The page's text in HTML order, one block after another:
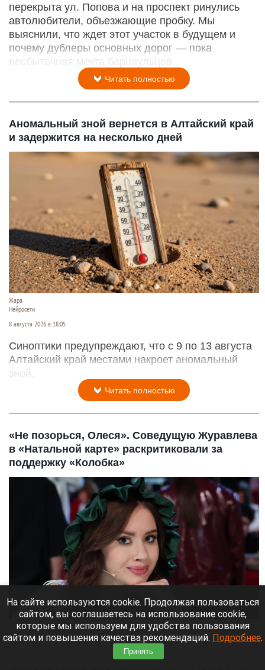
перекрыта ул. Попова и на проспект ринулись
автолюбители, объезжающие пробку. Мы
выяснили, что ждет этот участок в будущем и
почему дублеры основных дорог — пока
несбыточная мечта барнаульцев.
Читать полностью
Аномальный зной вернется в Алтайский край
и задержится на несколько дней
Жара
Нейросети
8 августа 2026 в 18:05
Синоптики предупреждают, что с 9 по 13 августа
Алтайский край местами накроет аномальный
зной.
Читать полностью
«Не позорься, Олеся». Соведущую Журавлева
в «Натальной карте» раскритиковали за
поддержку «Колобка»
Олеся Иванченко.
Пресс-служба телеканала НТВ.
На сайте используются cookie. Продолжая пользоваться
сайтом, вы соглашаетесь на использование cookie,
которые мы используем для удобства пользования
сайтом и повышения качества рекомендаций. Подробнее.
Принять